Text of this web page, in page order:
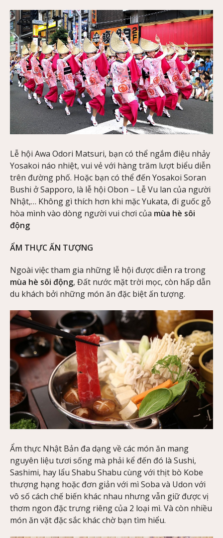
Lễ hội Awa Odori Matsuri, bạn có thể ngắm điệu nhảy
Yosakoi náo nhiệt, vui vẻ với hàng trăm lượt biểu diễn
trên đường phố. Hoặc bạn có thể đến Yosakoi Soran
Bushi ở Sapporo, là lễ hội Obon – Lễ Vu lan của người
Nhật,… Không gì thích hơn khi mặc Yukata, đi guốc gỗ
hòa mình vào dòng người vui chơi của mùa hè sôi
động
ẨM THỰC ẤN TƯỢNG
Ngoài việc tham gia những lễ hội được diễn ra trong
mùa hè sôi động, Đất nước mặt trời mọc, còn hấp dẫn
du khách bởi những món ăn đặc biệt ấn tượng.
Ẩm thực Nhật Bản đa dạng về các món ăn mang
nguyên liệu tươi sống mà phải kể đến đó là Sushi,
Sashimi, hay lẩu Shabu Shabu cùng với thịt bò Kobe
thượng hạng hoặc đơn giản với mì Soba và Udon với
vô số cách chế biến khác nhau nhưng vẫn giữ được vị
thơm ngon đặc trưng riêng của 2 loại mì. Và còn nhiều
món ăn vặt đặc sắc khác chờ bạn tìm hiểu.